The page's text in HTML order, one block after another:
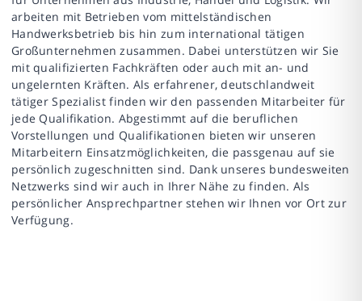
arbeiten mit Betrieben vom mittelständischen
Handwerksbetrieb bis hin zum international tätigen
Großunternehmen zusammen. Dabei unterstützen wir Sie
mit qualifizierten Fachkräften oder auch mit an- und
ungelernten Kräften. Als erfahrener, deutschlandweit
tätiger Spezialist finden wir den passenden Mitarbeiter für
jede Qualifikation. Abgestimmt auf die beruflichen
Vorstellungen und Qualifikationen bieten wir unseren
Mitarbeitern Einsatzmöglichkeiten, die passgenau auf sie
persönlich zugeschnitten sind. Dank unseres bundesweiten
Netzwerks sind wir auch in Ihrer Nähe zu finden. Als
persönlicher Ansprechpartner stehen wir Ihnen vor Ort zur
Verfügung.